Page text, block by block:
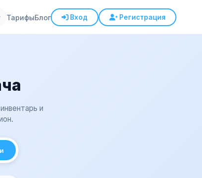
ТарифыБлог Вход Регистрация
и